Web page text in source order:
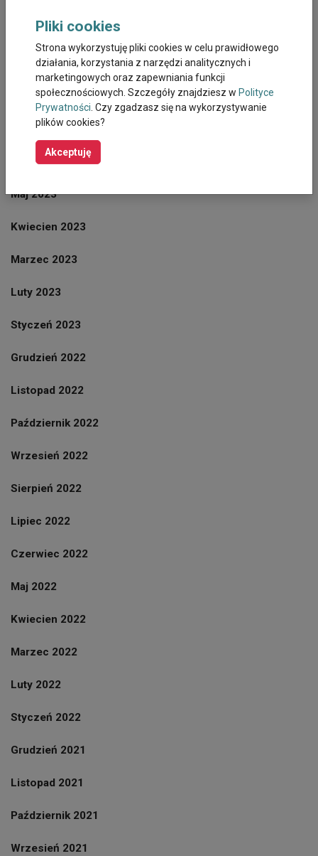
Październik 2023
Wrzesień 2023
Sierpień 2023
Lipiec 2023
Czerwiec 2023
Maj 2023
Kwiecien 2023
Marzec 2023
Luty 2023
Styczeń 2023
Grudzień 2022
Listopad 2022
Październik 2022
Wrzesień 2022
Sierpień 2022
Lipiec 2022
Czerwiec 2022
Maj 2022
Kwiecien 2022
Marzec 2022
Luty 2022
Styczeń 2022
Grudzień 2021
Listopad 2021
Październik 2021
Wrzesień 2021
Pliki cookies
Strona wykorzystuję pliki cookies w celu prawidłowego
działania, korzystania z narzędzi analitycznych i
marketingowych oraz zapewniania funkcji
społecznościowych. Szczegóły znajdziesz w Polityce
Prywatności. Czy zgadzasz się na wykorzystywanie
plików cookies?
Akceptuję